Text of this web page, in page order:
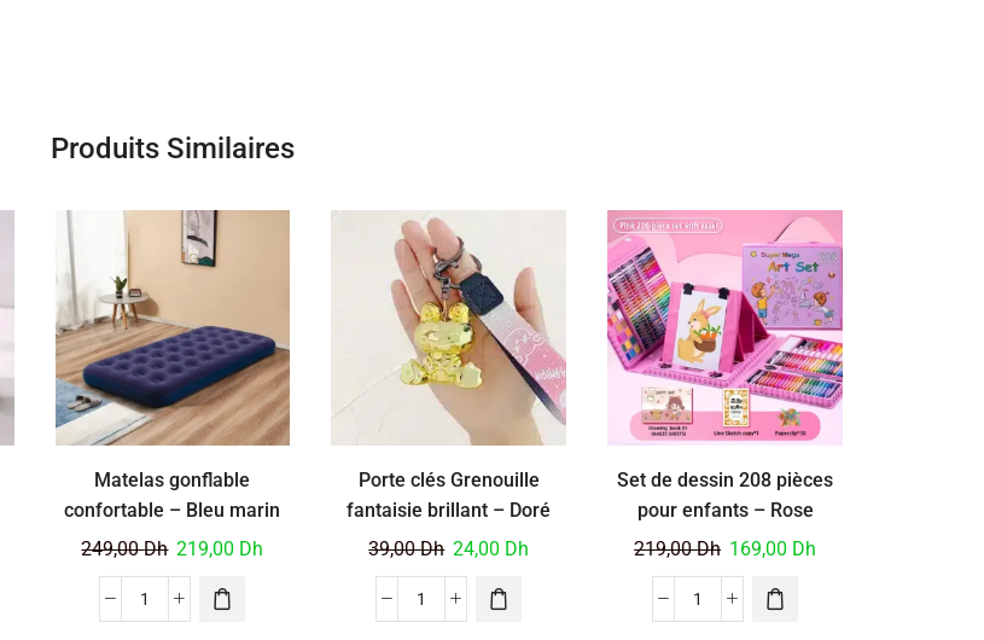
Produits Similaires
Matelas gonflable
confortable – Bleu marin
249,00Dh 219,00 Dh
Porte clés Grenouille
fantaisie brillant – Doré
39,00Dh 24,00 Dh
Set de dessin 208 pièces
pour enfants – Rose
219,00Dh 169,00 Dh